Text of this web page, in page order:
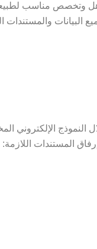
وتخصص مناسب
البيانات والمستندات
النموذج
المستندات اللازمة: